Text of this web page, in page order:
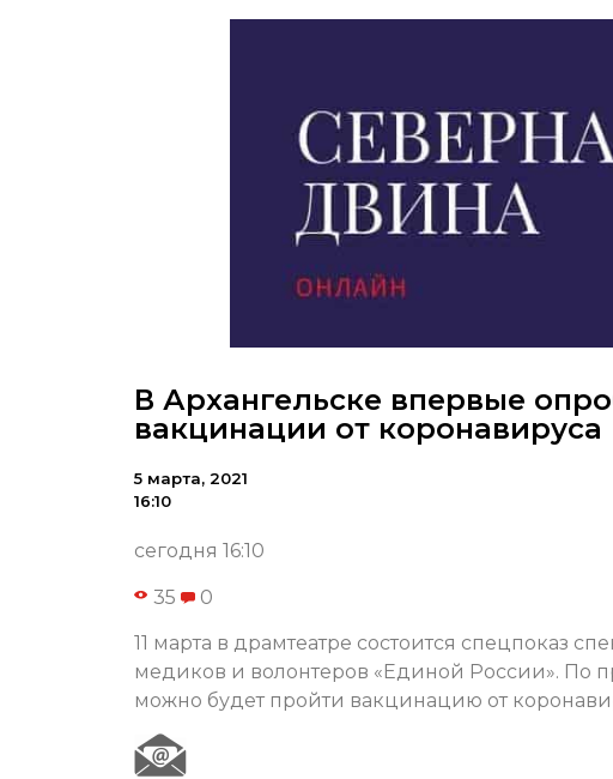
В Архангельске впервые
вакцинации от коронавируса
5 марта, 2021
16:10
сегодня 16:10
35 0
11 марта в драмтеатре состоится спецпоказ
медиков и волонтеров «Единой России». По
можно будет пройти вакцинацию от